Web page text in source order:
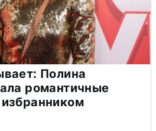
Полина
романтичные